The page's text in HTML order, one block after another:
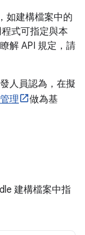
如建構檔案中的
式可指定與本
解 API 規定，請
人員認為，在擬
理
做為基
建構檔案中指